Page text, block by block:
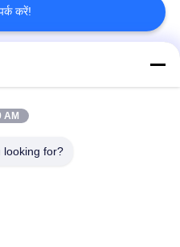
करें!
AM
looking for?